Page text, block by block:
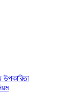
উপকারিতা